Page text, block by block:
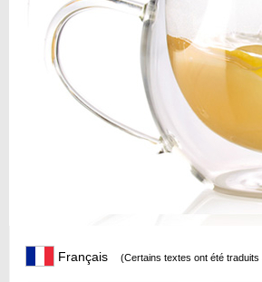
Français (Certains textes ont été traduits